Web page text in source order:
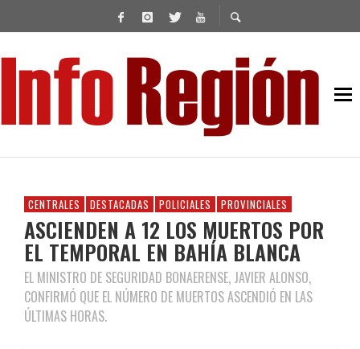
CENTRALES DESTACADAS POLICIALES PROVINCIALES
ASCIENDEN A 12 LOS MUERTOS POR
EL TEMPORAL EN BAHÍA BLANCA
EL MINISTRO DE SEGURIDAD BONAERENSE, JAVIER ALONSO,
CONFIRMÓ QUE EL NÚMERO DE MUERTOS ASCENDIÓ EN LAS
ÚLTIMAS HORAS.